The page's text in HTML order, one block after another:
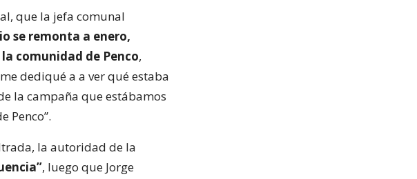
que la jefa comunal
se remonta a enero,
comunidad de Penco,
dediqué a a ver qué estaba
la campaña que estábamos
Penco”.
la autoridad de la
, luego que Jorge